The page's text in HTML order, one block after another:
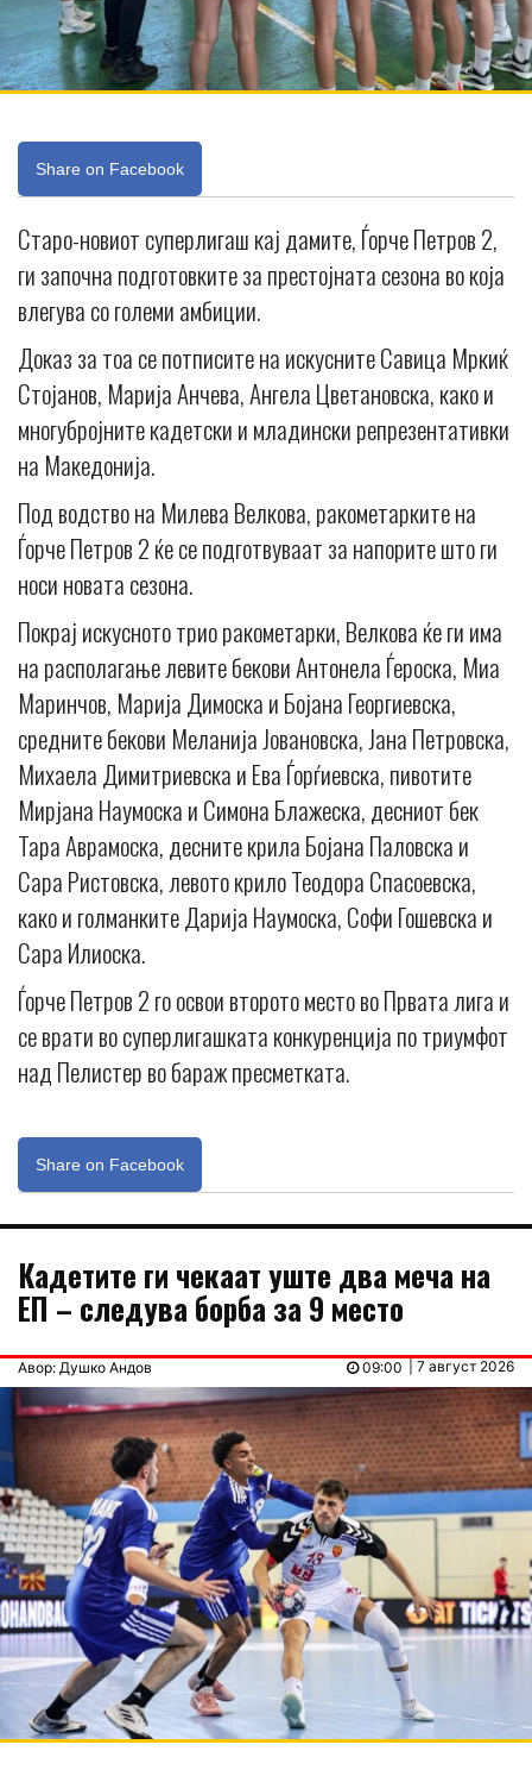
Share on Facebook
Старо-новиот суперлигаш кај дамите, Ѓорче Петров 2,
ги започна подготовките за престојната сезона во која
влегува со големи амбиции.
Доказ за тоа се потписите на искусните Савица Мркиќ
Стојанов, Марија Анчева, Ангела Цветановска, како и
многубројните кадетски и младински репрезентативки
на Македонија.
Под водство на Милева Велкова, ракометарките на
Ѓорче Петров 2 ќе се подготвуваат за напорите што ги
носи новата сезона.
Покрај искусното трио ракометарки, Велкова ќе ги има
на располагање левите бекови Антонела Ѓероска, Миа
Маринчов, Марија Димоска и Бојана Георгиевска,
средните бекови Меланија Јовановска, Jана Петровска,
Михаела Димитриевска и Ева Ѓорѓиевска, пивотите
Мирјана Наумоска и Симона Блажеска, десниот бек
Тара Аврамоска, десните крила Бојана Паловска и
Сара Ристовска, левото крило Теодора Спасоевска,
како и голманките Дарија Наумоска, Софи Гошевска и
Сара Илиоска.
Ѓорче Петров 2 го освои второто место во Првата лига и
се врати во суперлигашката конкуренција по триумфот
над Пелистер во бараж пресметката.
Share on Facebook
Кадетите ги чекаат уште два меча на
ЕП – следува борба за 9 место
Авор: Душко Андов | 7 август 2026
09:00